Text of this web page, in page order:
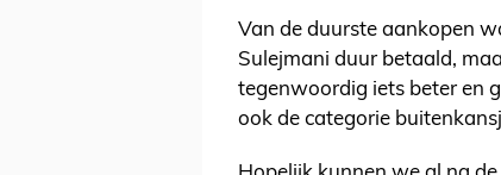
Van de duurste aankopen
Sulejmani duur betaald,
tegenwoordig iets beter en
ook de categorie